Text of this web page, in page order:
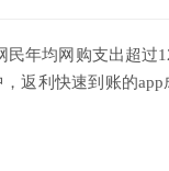
年均网购支出超过
返利快速到账的